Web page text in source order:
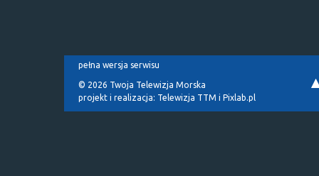
pełna wersja serwisu
© 2026 Twoja Telewizja Morska
projekt i realizacja: Telewizja TTM i Pixlab.pl